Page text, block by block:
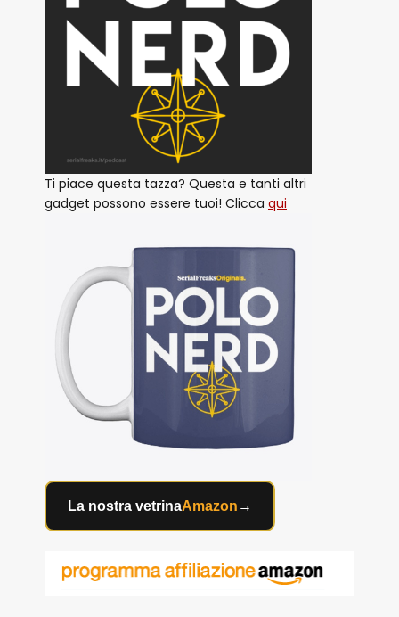
Ti piace questa tazza? Questa e tanti altri
gadget possono essere tuoi! Clicca qui
La nostra vetrinaAmazon →